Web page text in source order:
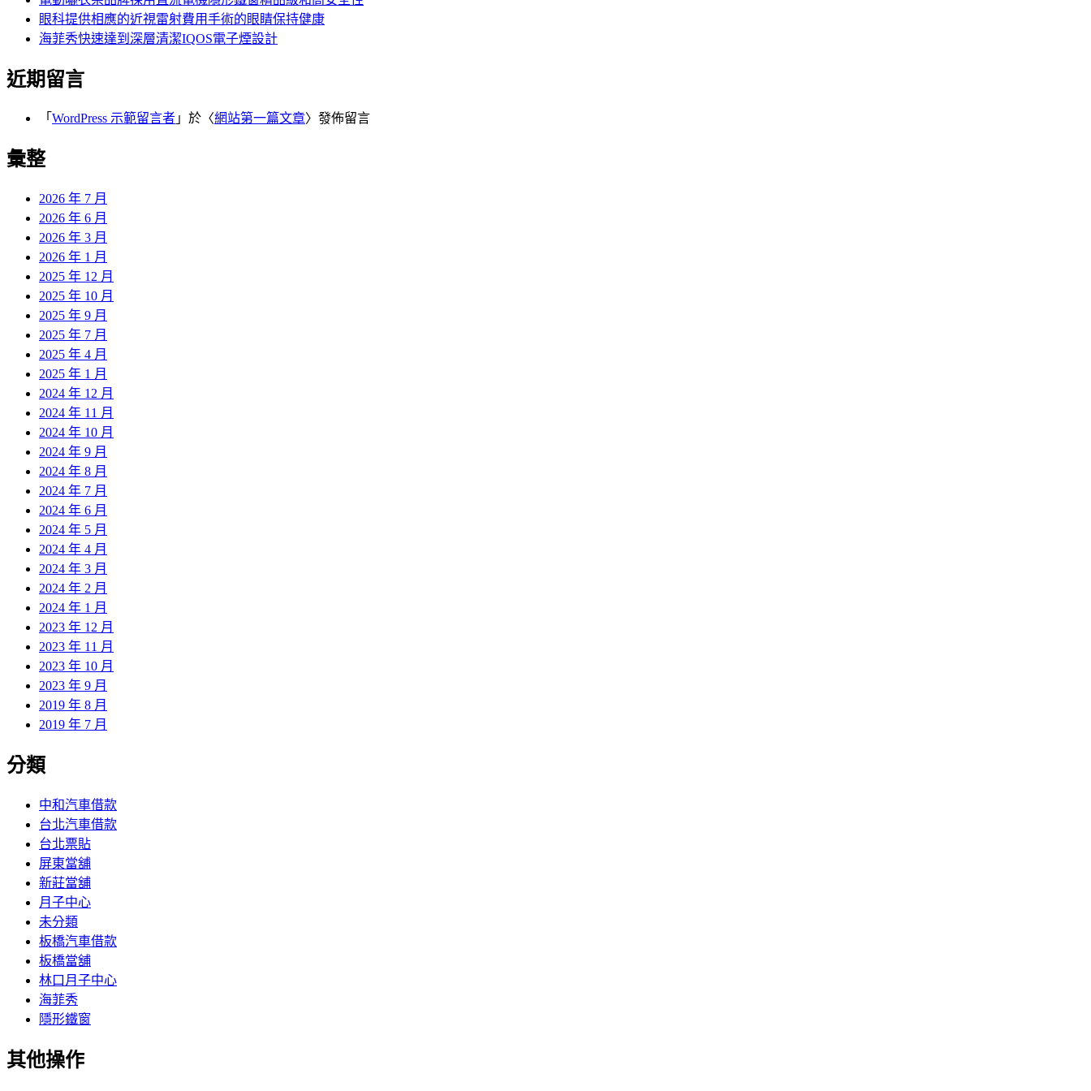
眼科提供相應的近視雷射費用手術的眼睛保持健康
海菲秀快速達到深層清潔IQOS電子煙設計
近期留言
「 WordPress 示範留言者 」於〈網站第一篇文章〉發佈留言
彙整
2026 年 7 月
2026 年 6 月
2026 年 3 月
2026 年 1 月
2025 年 12 月
2025 年 10 月
2025 年 9 月
2025 年 7 月
2025 年 4 月
2025 年 1 月
2024 年 12 月
2024 年 11 月
2024 年 10 月
2024 年 9 月
2024 年 8 月
2024 年 7 月
2024 年 6 月
2024 年 5 月
2024 年 4 月
2024 年 3 月
2024 年 2 月
2024 年 1 月
2023 年 12 月
2023 年 11 月
2023 年 10 月
2023 年 9 月
2019 年 8 月
2019 年 7 月
分類
中和汽車借款
台北汽車借款
台北票貼
屏東當舖
新莊當舖
月子中心
未分類
板橋汽車借款
板橋當舖
林口月子中心
海菲秀
隱形鐵窗
其他操作